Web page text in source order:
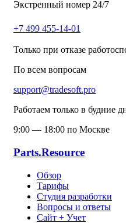
Экстренный номер 24/7
+7 499 455-14-01
Только при отказе
По всем вопросам
support@tradesoft.pro
Работаем только в будние
9:00 — 18:00 по Москве
Parts.Resource
Обзор
Тарифы
Студия разработки
Вопросы и ответы
Сайт + Учет